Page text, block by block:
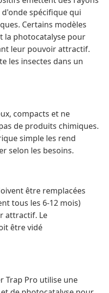
spécifique qui
Certains modèles
la photocatalyse pour
leur pouvoir attractif.
les insectes dans un
compacts et ne
de produits chimiques.
simple les rend
selon les besoins.
être remplacées
tous les 6-12 mois)
attractif. Le
être vidé
Trap Pro utilise une